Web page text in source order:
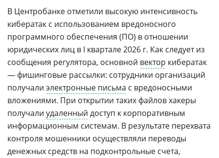
В Центробанке отметили высокую интенсивность
кибератак с использованием вредоносного
программного обеспечения (ПО) в отношении
юридических лиц в I квартале 2026 г. Как следует из
сообщения регулятора, основной вектор кибератак
— фишинговые рассылки: сотрудники организаций
получали электронные письма с вредоносными
вложениями. При открытии таких файлов хакеры
получали удаленный доступ к корпоративным
информационным системам. В результате перехвата
контроля мошенники осуществляли переводы
денежных средств на подконтрольные счета,